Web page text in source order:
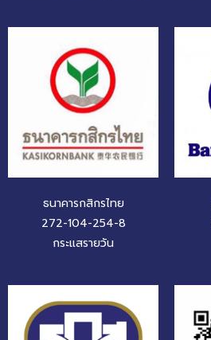
ธนาคารกสิกรไทย
272-104-254-8
กระแสรายวัน